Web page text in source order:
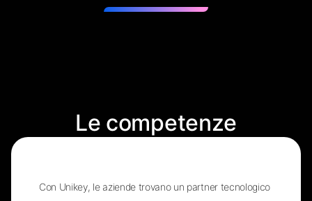
Le competenze
Con Unikey, le aziende trovano un partner tecnologico